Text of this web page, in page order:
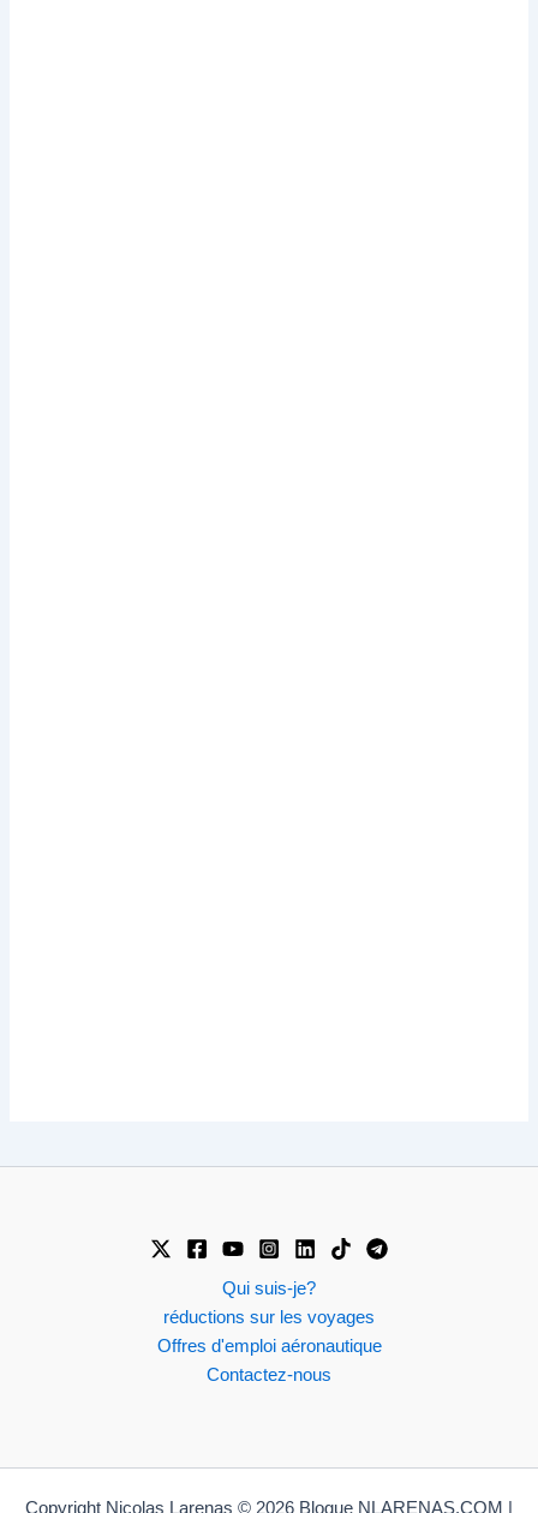
Qui suis-je?
réductions sur les voyages
Offres d'emploi aéronautique
Contactez-nous
Copyright Nicolas Larenas © 2026 Blogue NLARENAS.COM |